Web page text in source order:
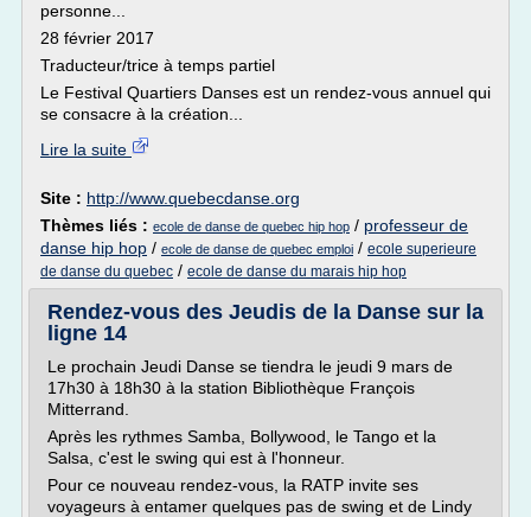
personne...
28 février 2017
Traducteur/trice à temps partiel
Le Festival Quartiers Danses est un rendez-vous annuel qui
se consacre à la création...
Lire la suite
Site : http://www.quebecdanse.org
Thèmes liés : ecole de danse de quebec hip hop / professeur de
danse hip hop / ecole de danse de quebec emploi / ecole superieure
de danse du quebec / ecole de danse du marais hip hop
Rendez-vous des Jeudis de la Danse sur la
ligne 14
Le prochain Jeudi Danse se tiendra le jeudi 9 mars de
17h30 à 18h30 à la station Bibliothèque François
Mitterrand.
Après les rythmes Samba, Bollywood, le Tango et la
Salsa, c'est le swing qui est à l'honneur.
Pour ce nouveau rendez-vous, la RATP invite ses
voyageurs à entamer quelques pas de swing et de Lindy